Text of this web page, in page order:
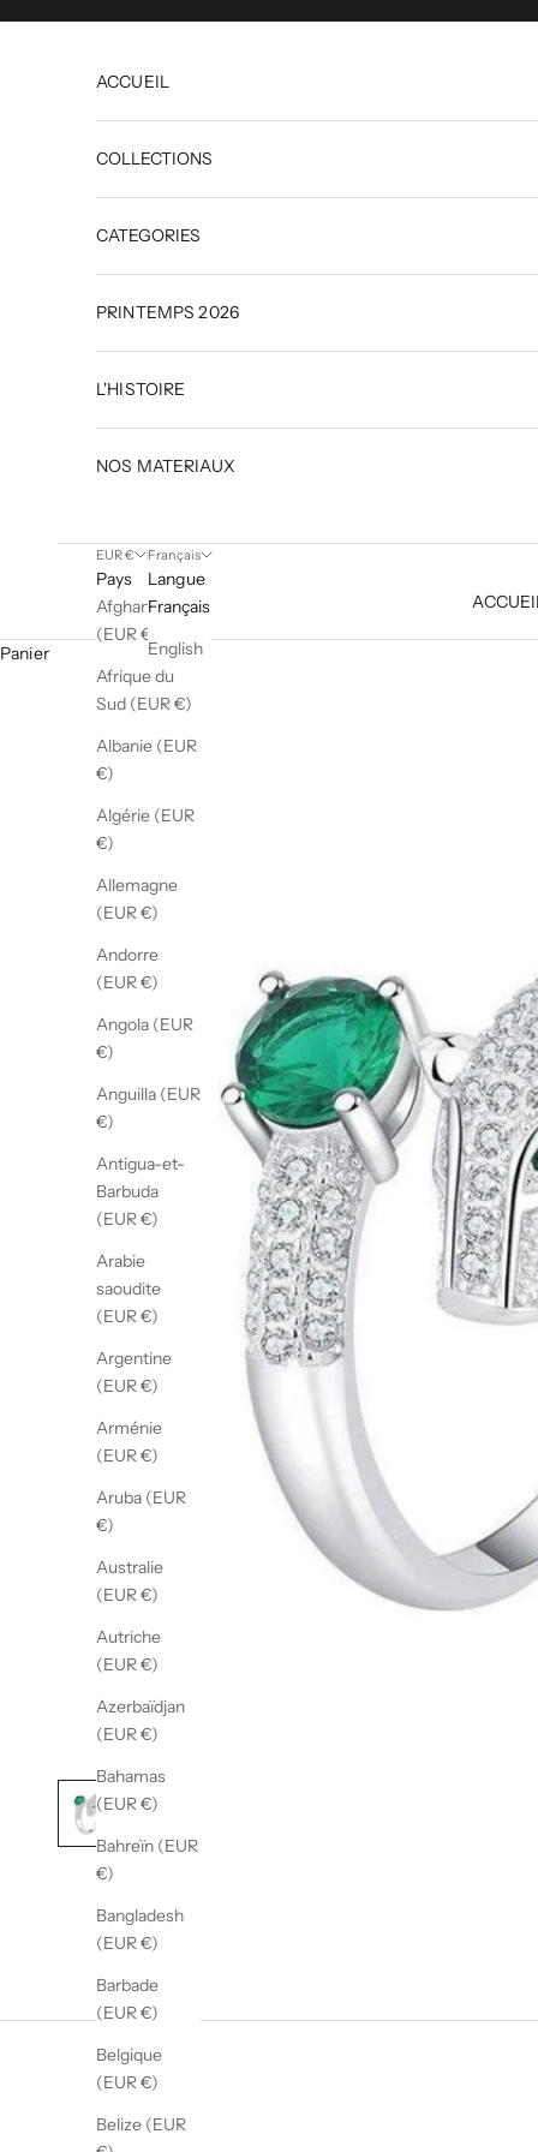
ACCUEIL
COLLECTIONS
CATEGORIES
PRINTEMPS 2026
L'HISTOIRE
NOS MATERIAUX
EUR €
Pays
Afghanistan
(EUR €)
Afrique du
Sud (EUR €)
Albanie (EUR
€)
Algérie (EUR
€)
Allemagne
(EUR €)
Andorre
(EUR €)
Angola (EUR
€)
Anguilla (EUR
€)
Antigua-et-
Barbuda
(EUR €)
Arabie
saoudite
(EUR €)
Argentine
(EUR €)
Arménie
(EUR €)
Aruba (EUR
€)
Australie
(EUR €)
Autriche
(EUR €)
Azerbaïdjan
(EUR €)
Bahamas
(EUR €)
Bahreïn (EUR
€)
Bangladesh
(EUR €)
Barbade
(EUR €)
Belgique
(EUR €)
Belize (EUR
Français
Langue
Français
English
Panier